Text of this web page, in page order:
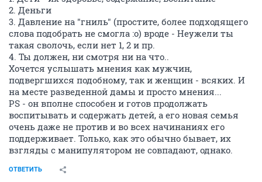
2. Деньги
3. Давление на "гниль" (простите, более подходящего
слова подобрать не смогла :o) вроде - Неужели ты
такая сволочь, если нет 1, 2 и пр.
4. Ты должен, ни смотря ни на что..
Хочется услышать мнения как мужчин,
подвергшихся подобному, так и женщин - всяких. И
на месте разведенной дамы и просто мнения...
PS - он вполне способен и готов продолжать
воспитывать и содержать детей, а его новая семья
очень даже не против и во всех начинаниях его
поддерживает. Только, как это обычно бывает, их
взгляды с манипулятором не совпадают, однако.
ОТВЕТИТЬ